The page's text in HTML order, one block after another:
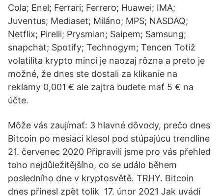
Cola; Enel; Ferrari; Ferrero; Huawei; IMA;
Juventus; Mediaset; Miláno; MPS; NASDAQ;
Netflix; Pirelli; Prysmian; Saipem; Samsung;
snapchat; Spotify; Technogym; Tencen Totiž
volatilita krypto mincí je naozaj rôzna a preto je
možné, že dnes ste dostali za klikanie na
reklamy 0,001 € ale zajtra budete mať 5 € na
účte.
Môže vás zaujímať: 3 hlavné dôvody, prečo dnes
Bitcoin po mesiaci klesol pod stúpajúcu trendline
21. červenec 2020 Připravili jsme pro vás přehled
toho nejdůležitějšího, co se událo během
posledního dne v kryptosvětě. TRHY. Bitcoin
dnes přinesl zpět tolik 17. únor 2021 Jak uvádí